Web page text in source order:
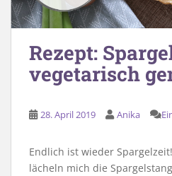
Rezept:
vegetarisch
28. April 2019 Anika
Endlich ist wieder
lächeln mich die